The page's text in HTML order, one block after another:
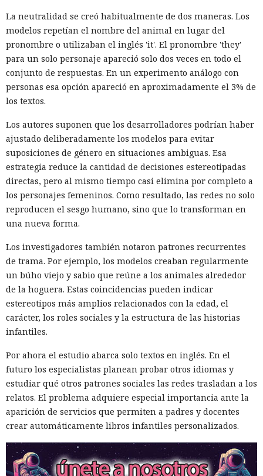
La neutralidad se creó habitualmente de dos maneras. Los
modelos repetían el nombre del animal en lugar del
pronombre o utilizaban el inglés 'it'. El pronombre 'they'
para un solo personaje apareció solo dos veces en todo el
conjunto de respuestas. En un experimento análogo con
personas esa opción apareció en aproximadamente el 3% de
los textos.
Los autores suponen que los desarrolladores podrían haber
ajustado deliberadamente los modelos para evitar
suposiciones de género en situaciones ambiguas. Esa
estrategia reduce la cantidad de decisiones estereotipadas
directas, pero al mismo tiempo casi elimina por completo a
los personajes femeninos. Como resultado, las redes no solo
reproducen el sesgo humano, sino que lo transforman en
una nueva forma.
Los investigadores también notaron patrones recurrentes
de trama. Por ejemplo, los modelos creaban regularmente
un búho viejo y sabio que reúne a los animales alrededor
de la hoguera. Estas coincidencias pueden indicar
estereotipos más amplios relacionados con la edad, el
carácter, los roles sociales y la estructura de las historias
infantiles.
Por ahora el estudio abarca solo textos en inglés. En el
futuro los especialistas planean probar otros idiomas y
estudiar qué otros patrones sociales las redes trasladan a los
relatos. El problema adquiere especial importancia ante la
aparición de servicios que permiten a padres y docentes
crear automáticamente libros infantiles personalizados.